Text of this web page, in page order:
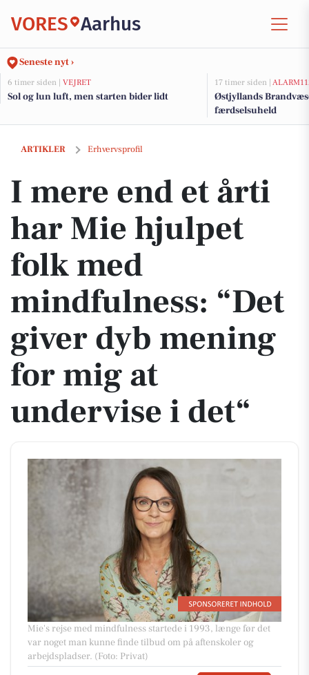
VORES Aarhus
Seneste nyt ›
6 timer siden | VEJRET
Sol og lun luft, men starten bider lidt
17 timer siden |
Østjyllands
færdselsuheld
ARTIKLER Erhvervsprofil
I mere end et årti har Mie hjulpet folk med mindfulness: “Det giver
I mere end et årti
har Mie hjulpet
folk med
mindfulness: “Det
giver dyb mening
for mig at
undervise i det“
Mie's rejse med mindfulness startede i 1993, længe før det
var noget man kunne finde tilbud om på aftenskoler og
arbejdspladser. (Foto: Privat)